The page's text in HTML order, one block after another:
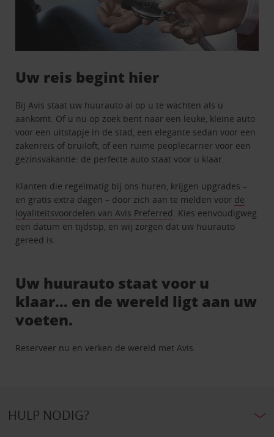
Uw reis begint hier
Bij Avis staat uw huurauto al op u te wachten als u
aankomt. Of u nu op zoek bent naar een leuke, kleine auto
voor een uitstapje in de stad, een elegante sedan voor een
zakenreis of bruiloft, of een ruime peoplecarrier voor een
gezinsvakantie: de perfecte auto staat voor u klaar.
Klanten die regelmatig bij ons huren, krijgen upgrades –
en gratis extra dagen – door zich aan te melden voor de
loyaliteitsvoordelen van Avis Preferred. Kies eenvoudigweg
een datum en tijdstip, en wij zorgen dat uw huurauto
gereed is.
Uw huurauto staat voor u
klaar… en de wereld ligt aan uw
voeten.
Reserveer nu en verken de wereld met Avis.
HULP NODIG?